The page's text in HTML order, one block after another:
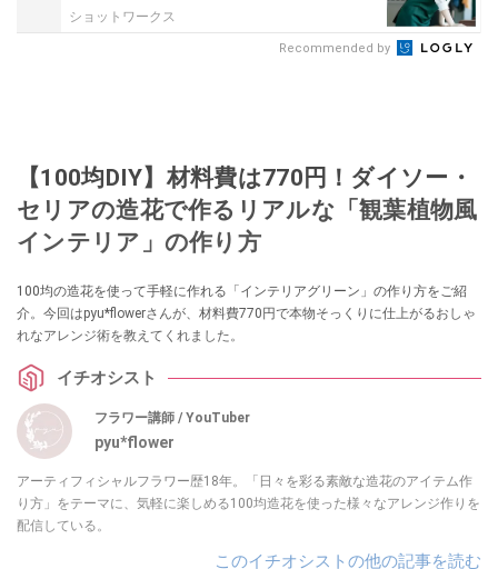
ショットワークス
Recommended by
【100均DIY】材料費は770円！ダイソー・
セリアの造花で作るリアルな「観葉植物風
インテリア」の作り方
100均の造花を使って手軽に作れる「インテリアグリーン」の作り方をご紹
介。今回はpyu*flowerさんが、材料費770円で本物そっくりに仕上がるおしゃ
れなアレンジ術を教えてくれました。
イチオシスト
フラワー講師 / YouTuber
pyu*flower
アーティフィシャルフラワー歴18年。「日々を彩る素敵な造花のアイテム作
り方」をテーマに、気軽に楽しめる100均造花を使った様々なアレンジ作りを
配信している。
このイチオシストの他の記事を読む